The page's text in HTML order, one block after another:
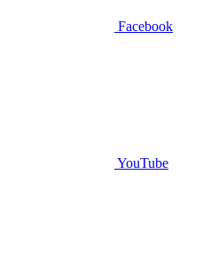
Facebook
YouTube